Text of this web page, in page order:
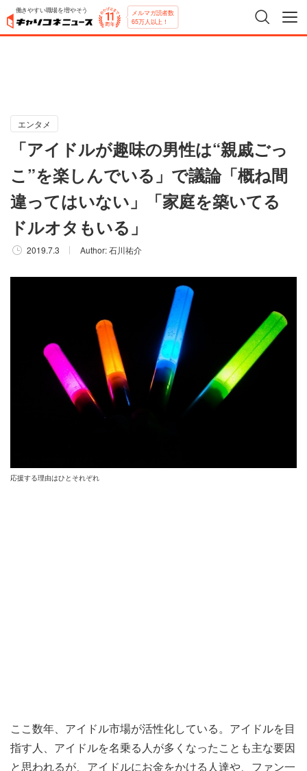
働きやすい職場を増やそう メルマガ読者数
65万人以上！
エンタメ
「アイドルが趣味の男性は“親戚ごっ
こ”を楽しんでいる」で議論「概ね間
違ってはいない」「家庭を築いてる
ドルオタもいる」
2019.7.3 Author:石川祐介
応援する理由はひとそれぞれ
ここ数年、アイドル市場が活性化している。アイドルを目
指す人、アイドルを名乗る人が多くなったことも主な要因
と思われるが、アイドルにお金をかける人達や、ファン一